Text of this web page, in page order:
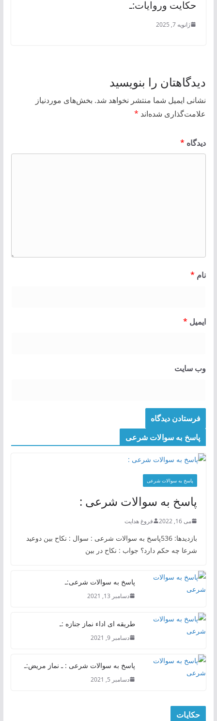
حکایت وروایات:ـ
ژانویه 7, 2025
دیدگاهتان را بنویسید
نشانی ایمیل شما منتشر نخواهد شد. بخش‌های موردنیاز
علامت‌گذاری شده‌اند *
دیدگاه *
نام *
ایمیل *
وب‌ سایت
پاسخ به سوالات شرعی
پاسخ به سوالات شرعی
پاسخ به سوالات شرعی :
می 16, 2022 فروغ هدایت
بازدیدها: 536پاسخ به سوالات شرعی : سوال : نکاح بین دوعید
شرعا چه حکم دارد؟ جواب : نکاح در بین
پاسخ به سوالات شرعی:ـ
دسامبر 13, 2021
طریقه ای اداء نماز جنازه :ـ
دسامبر 9, 2021
پاسخ به سوالات شرعی : ـ نماز مریض:ـ
دسامبر 5, 2021
حکایات